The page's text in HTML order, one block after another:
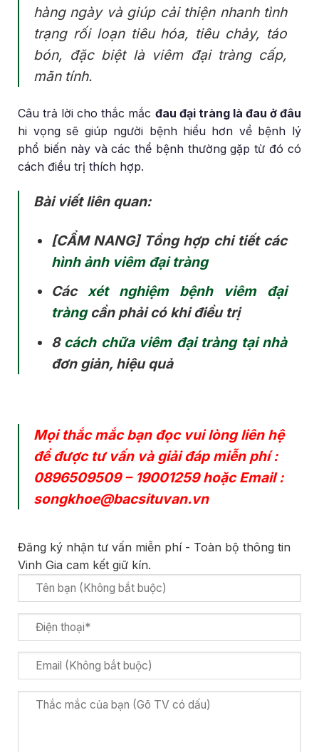
hàng ngày và giúp cải thiện nhanh tình
trạng rối loạn tiêu hóa, tiêu chảy, táo
bón, đặc biệt là viêm đại tràng cấp,
mãn tính.
Câu trả lời cho thắc mắc đau đại tràng là đau ở đâu
hi vọng sẽ giúp người bệnh hiểu hơn về bệnh lý
phổ biến này và các thể bệnh thường gặp từ đó có
cách điều trị thích hợp.
Bài viết liên quan:
[CẨM NANG] Tổng hợp chi tiết các
hình ảnh viêm đại tràng
Các xét nghiệm bệnh viêm đại
tràngcần phải có khi điều trị
8 cách chữa viêm đại tràng tại nhà
đơn giản, hiệu quả
Mọi thắc mắc bạn đọc vui lòng liên hệ
để được tư vấn và giải đáp miễn phí :
0896509509– 19001259hoặc Email :
songkhoe@bacsituvan.vn
Đăng ký nhận tư vấn miễn phí - Toàn bộ thông tin
Vinh Gia cam kết giữ kín.